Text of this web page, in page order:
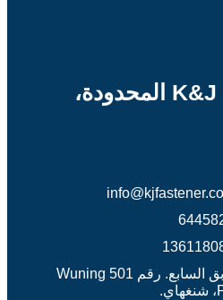
شركة K&J Fastener المحدودة،
الغرفة 736 في الطابق السابع. رقم 501 Wuning